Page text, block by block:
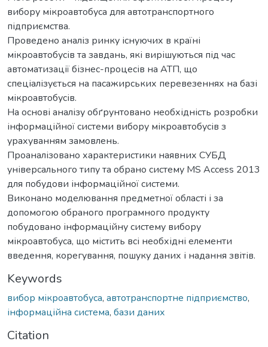
вибору мікроавтобуса для автотранспортного
підприємства.
Проведено аналіз ринку існуючих в країні
мікроавтобусів та завдань, які вирішуються під час
автоматизації бізнес-процесів на АТП, що
спеціалізується на пасажирських перевезеннях на базі
мікроавтобусів.
На основі аналізу обґрунтовано необхідність розробки
інформаційної системи вибору мікроавтобусів з
урахуванням замовлень.
Проаналізовано характеристики наявних СУБД
універсального типу та обрано систему MS Access 2013
для побудови інформаційної системи.
Виконано моделювання предметної області і за
допомогою обраного програмного продукту
побудовано інформаційну систему вибору
мікроавтобуса, що містить всі необхідні елементи
введення, корегування, пошуку даних і надання звітів.
Keywords
вибор мікроавтобуса, автотранспортне підприємство,
інформаційна система, бази даних
Citation